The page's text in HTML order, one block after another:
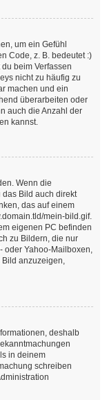
um ein Gefühl
Code, z. B. bedeutet :)
beim Verfassen
nicht zu häufig zu
machen und ein
überarbeiten oder
auch die Anzahl der
kannst.
Wenn die
Bild auch direkt
das auf einem
mein-bild.gif.
eigenen PC befinden
zu Bildern, die nur
oder Yahoo-Mailboxen,
Bild anzuzeigen,
deshalb
in deinem
schreiben